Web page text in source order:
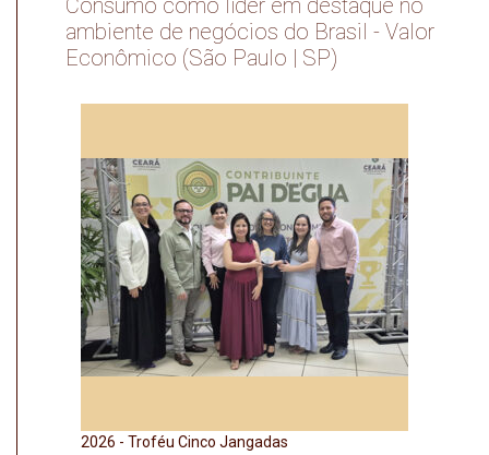
ambiente de negócios do Brasil - Valor
Econômico (São Paulo | SP)
2026 - Selo Agro Mais Integridade